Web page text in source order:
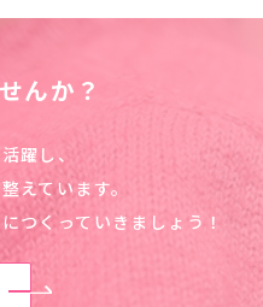
んか？
躍し、
えています。
つくっていきましょう！